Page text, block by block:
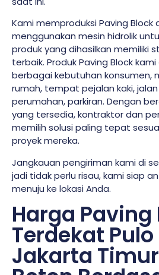
Kami memproduksi Paving Block
menggunakan mesin hidrolik
produk yang dihasilkan memiliki
terbaik. Produk Paving Block
berbagai kebutuhan konsumen,
rumah, tempat pejalan kaki,
perumahan, parkiran. Dengan
yang tersedia, kontraktor dan
memilih solusi paling tepat
proyek mereka.
Jangkauan pengiriman kami di
jadi tidak perlu risau, kami siap
menuju ke lokasi Anda.
Harga Paving
Terdekat
Jakarta